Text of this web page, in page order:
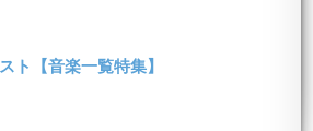
ト【音楽一覧特集】